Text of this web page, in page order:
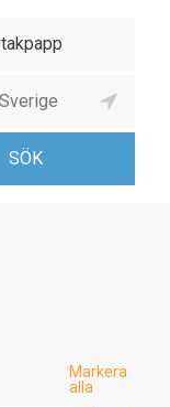
Markera
alla